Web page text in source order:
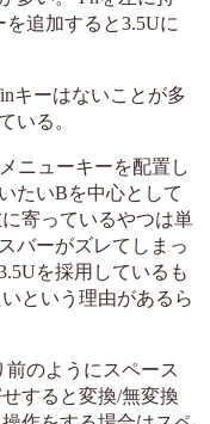
追加すると3.5Uに
キーはないことが多
いる。
ニューキーを配置し
たいBを中心として
寄っているやつは単
バーがズレてしまっ
を採用しているも
という理由があるら
前のようにスペース
すると変換/無変換